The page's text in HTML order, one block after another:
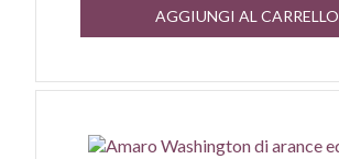
AGGIUNGI AL CARRELLO